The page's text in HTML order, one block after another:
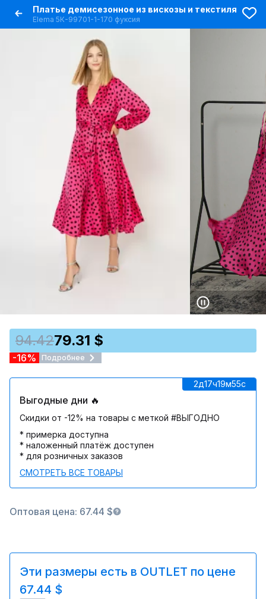
Платье демисезонное из вискозы и текстиля
Elema 5К-99701-1-170 фуксия
94.4279.31 $
-16% Подробнее
2д17ч19м55c
Выгодные дни 🔥
Скидки от -12% на товары с меткой #ВЫГОДНО
* примерка доступна
* наложенный платёж доступен
* для розничных заказов
СМОТРЕТЬ ВСЕ ТОВАРЫ
Оптовая цена: 67.44 $
Эти размеры есть в OUTLET по цене
67.44 $